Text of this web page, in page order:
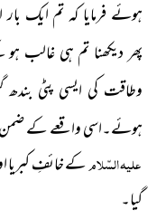
ہوئے فرمایا کہ تم ایک
پھر دیکھنا تم ہی غالب
وطاقت کی ایسی پٹی
ہوئے۔اسی واقعے کے
علیہ السّلامکے خائفِ کبریا
گیا۔